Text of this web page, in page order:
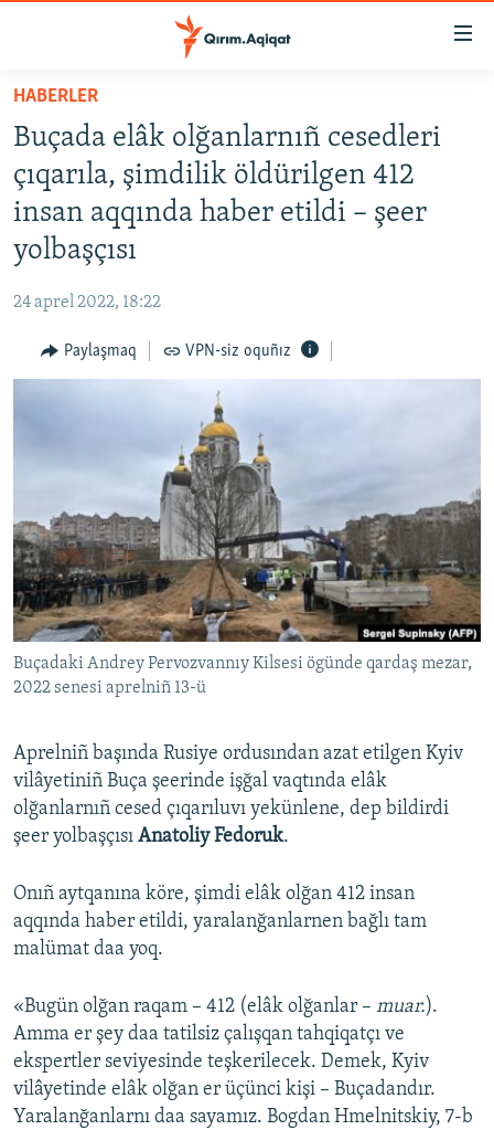
Esas
qaytmaq
Baş
navigatsiyağa
qaytmaq
Qıdıruvğa
HABERLER
SİYASET
İQTİSADİYAT
CEMİYET
İNSAN AQLARI
VİDEO
Русский
Українською
QOŞULIÑIZ!
HABERLER
Buçada elâk olğanlarnıñ cesedleri
çıqarıla, şimdilik öldürilgen 412
insan aqqında haber etildi – şeer
yolbaşçısı
24 aprel 2022, 18:22
Paylaşmaq VPN-siz oquñız
Buçadaki Andrey Pervozvannıy Kilsesi ögünde qardaş mezar,
2022 senesi aprelniñ 13-ü
Aprelniñ başında Rusiye ordusından azat etilgen Kyiv
vilâyetiniñ Buça şeerinde işğal vaqtında elâk
olğanlarnıñ cesed çıqarıluvı yekünlene, dep bildirdi
şeer yolbaşçısı Anatoliy Fedoruk.
Onıñ aytqanına köre, şimdi elâk olğan 412 insan
aqqında haber etildi, yaralanğanlarnen bağlı tam
malümat daa yoq.
«Bugün olğan raqam – 412 (elâk olğanlar – muar.).
Amma er şey daa tatilsiz çalışqan tahqiqatçı ve
ekspertler seviyesinde teşkerilecek. Demek, Kyiv
vilâyetinde elâk olğan er üçünci kişi – Buçadandır.
Yaralanğanlarnı daa sayamız. Bogdan Hmelnitskiy, 7-b